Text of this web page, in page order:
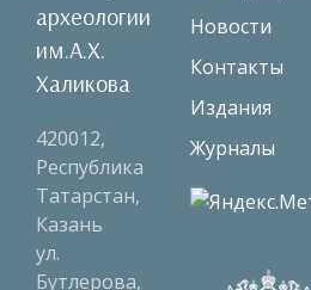
археологии
им.А.Х.
Халикова
420012,
Республика
Татарстан,
Казань
ул.
Бутлерова,
Новости
Контакты
Издания
Журналы